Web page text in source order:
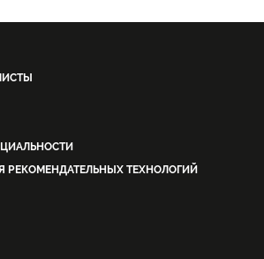
РЕКОМЕНДАТЕЛЬНЫХ ТЕХНОЛОГИЙ